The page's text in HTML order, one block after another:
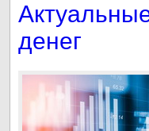
денег